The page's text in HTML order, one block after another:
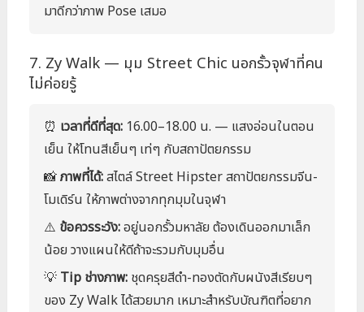
มาดีกว่าภาพ Pose เสมอ
7. Zy Walk — มุม Street Chic นอกรั้วจุฬาที่คน
ไม่ค่อยรู้
⏰ เวลาที่ดีที่สุด: 16.00–18.00 น. — แสงอ่อนในตอน
เย็น ให้โทนสีเย็นๆ เท่ๆ กับสถาปัตยกรรม
📸ภาพที่ได้:สไตล์ Street Hipster สถาปัตยกรรมจีน-
โมเดิร์น ให้ภาพต่างจากทุกมุมในจุฬา
⚠️ ข้อควรระวัง:อยู่นอกรั้วมหาลัย ต้องเดินออกมาเล็ก
น้อย วางแผนให้ดีถ้าจะรวมกับมุมอื่น
💡 Tip ช่างภาพ: ชุดครุยสีดำ-ทองตัดกับผนังสีเรียบๆ
ของ Zy Walk ได้สวยมาก เหมาะสำหรับบัณฑิตที่อยาก